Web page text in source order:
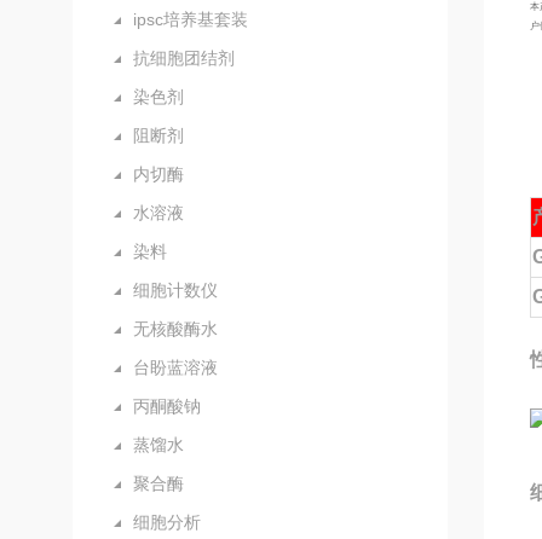
ipsc培养基套装
抗细胞团结剂
染色剂
阻断剂
内切酶
水溶液
染料
细胞计数仪
无核酸酶水
台盼蓝溶液
丙酮酸钠
蒸馏水
聚合酶
细胞分析
本
户